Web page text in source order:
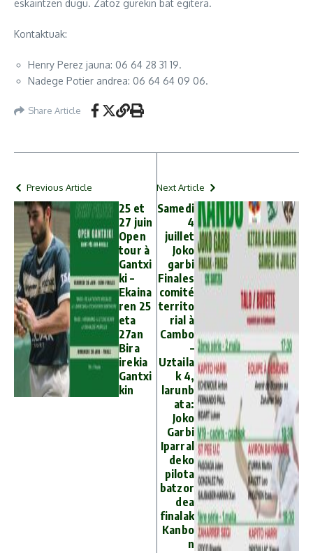
eskaintzen dugu. Zatoz gurekin bat egitera.
Kontaktuak:
Henry Perez jauna: 06 64 28 31 19.
Nadege Potier andrea: 06 64 64 09 06.
Share Article
Previous Article
25 et
27 juin
Open
tour à
Gantxi
ki –
Ekaina
ren 25
eta
27an
Bira
irekia
Gantxi
kin
Next Article
Samedi
4
juillet
Joko
garbi
Finales
comité
territo
rial à
Cambo
–
Uztaila
k 4,
larunb
ata:
Joko
Garbi
Iparral
deko
pilota
batzor
dea
finalak
Kanbo
n